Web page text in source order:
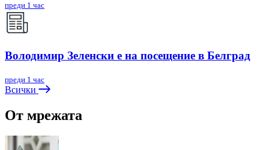
преди 1 час
Володимир Зеленски е на посещение в Белград
преди 1 час
Всички
От мрежата